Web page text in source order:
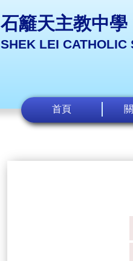
石籬天主教中學
SHEK LEI CATHOLIC
首頁